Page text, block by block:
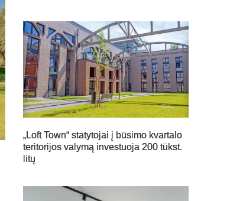
„Loft Town“ statytojai į būsimo kvartalo
teritorijos valymą investuoja 200 tūkst.
litų